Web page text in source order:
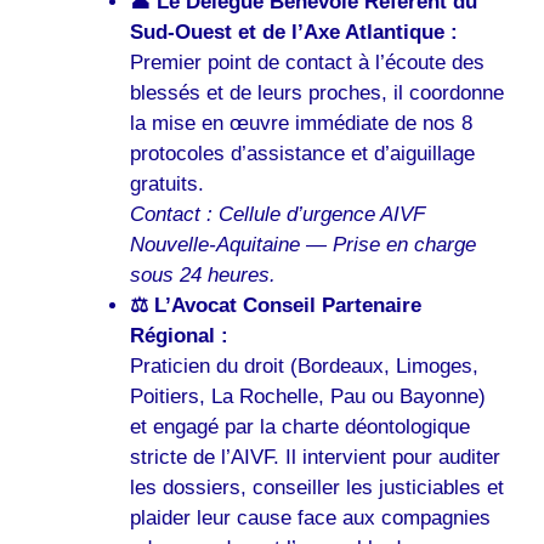
Sud-Ouest et de l’Axe Atlantique :
Premier point de contact à l’écoute des
blessés et de leurs proches, il coordonne
la mise en œuvre immédiate de nos 8
protocoles d’assistance et d’aiguillage
gratuits.
Contact : Cellule d’urgence AIVF
Nouvelle-Aquitaine — Prise en charge
sous 24 heures.
⚖️ L’Avocat Conseil Partenaire
Régional :
Praticien du droit (Bordeaux, Limoges,
Poitiers, La Rochelle, Pau ou Bayonne)
et engagé par la charte déontologique
stricte de l’AIVF. Il intervient pour auditer
les dossiers, conseiller les justiciables et
plaider leur cause face aux compagnies